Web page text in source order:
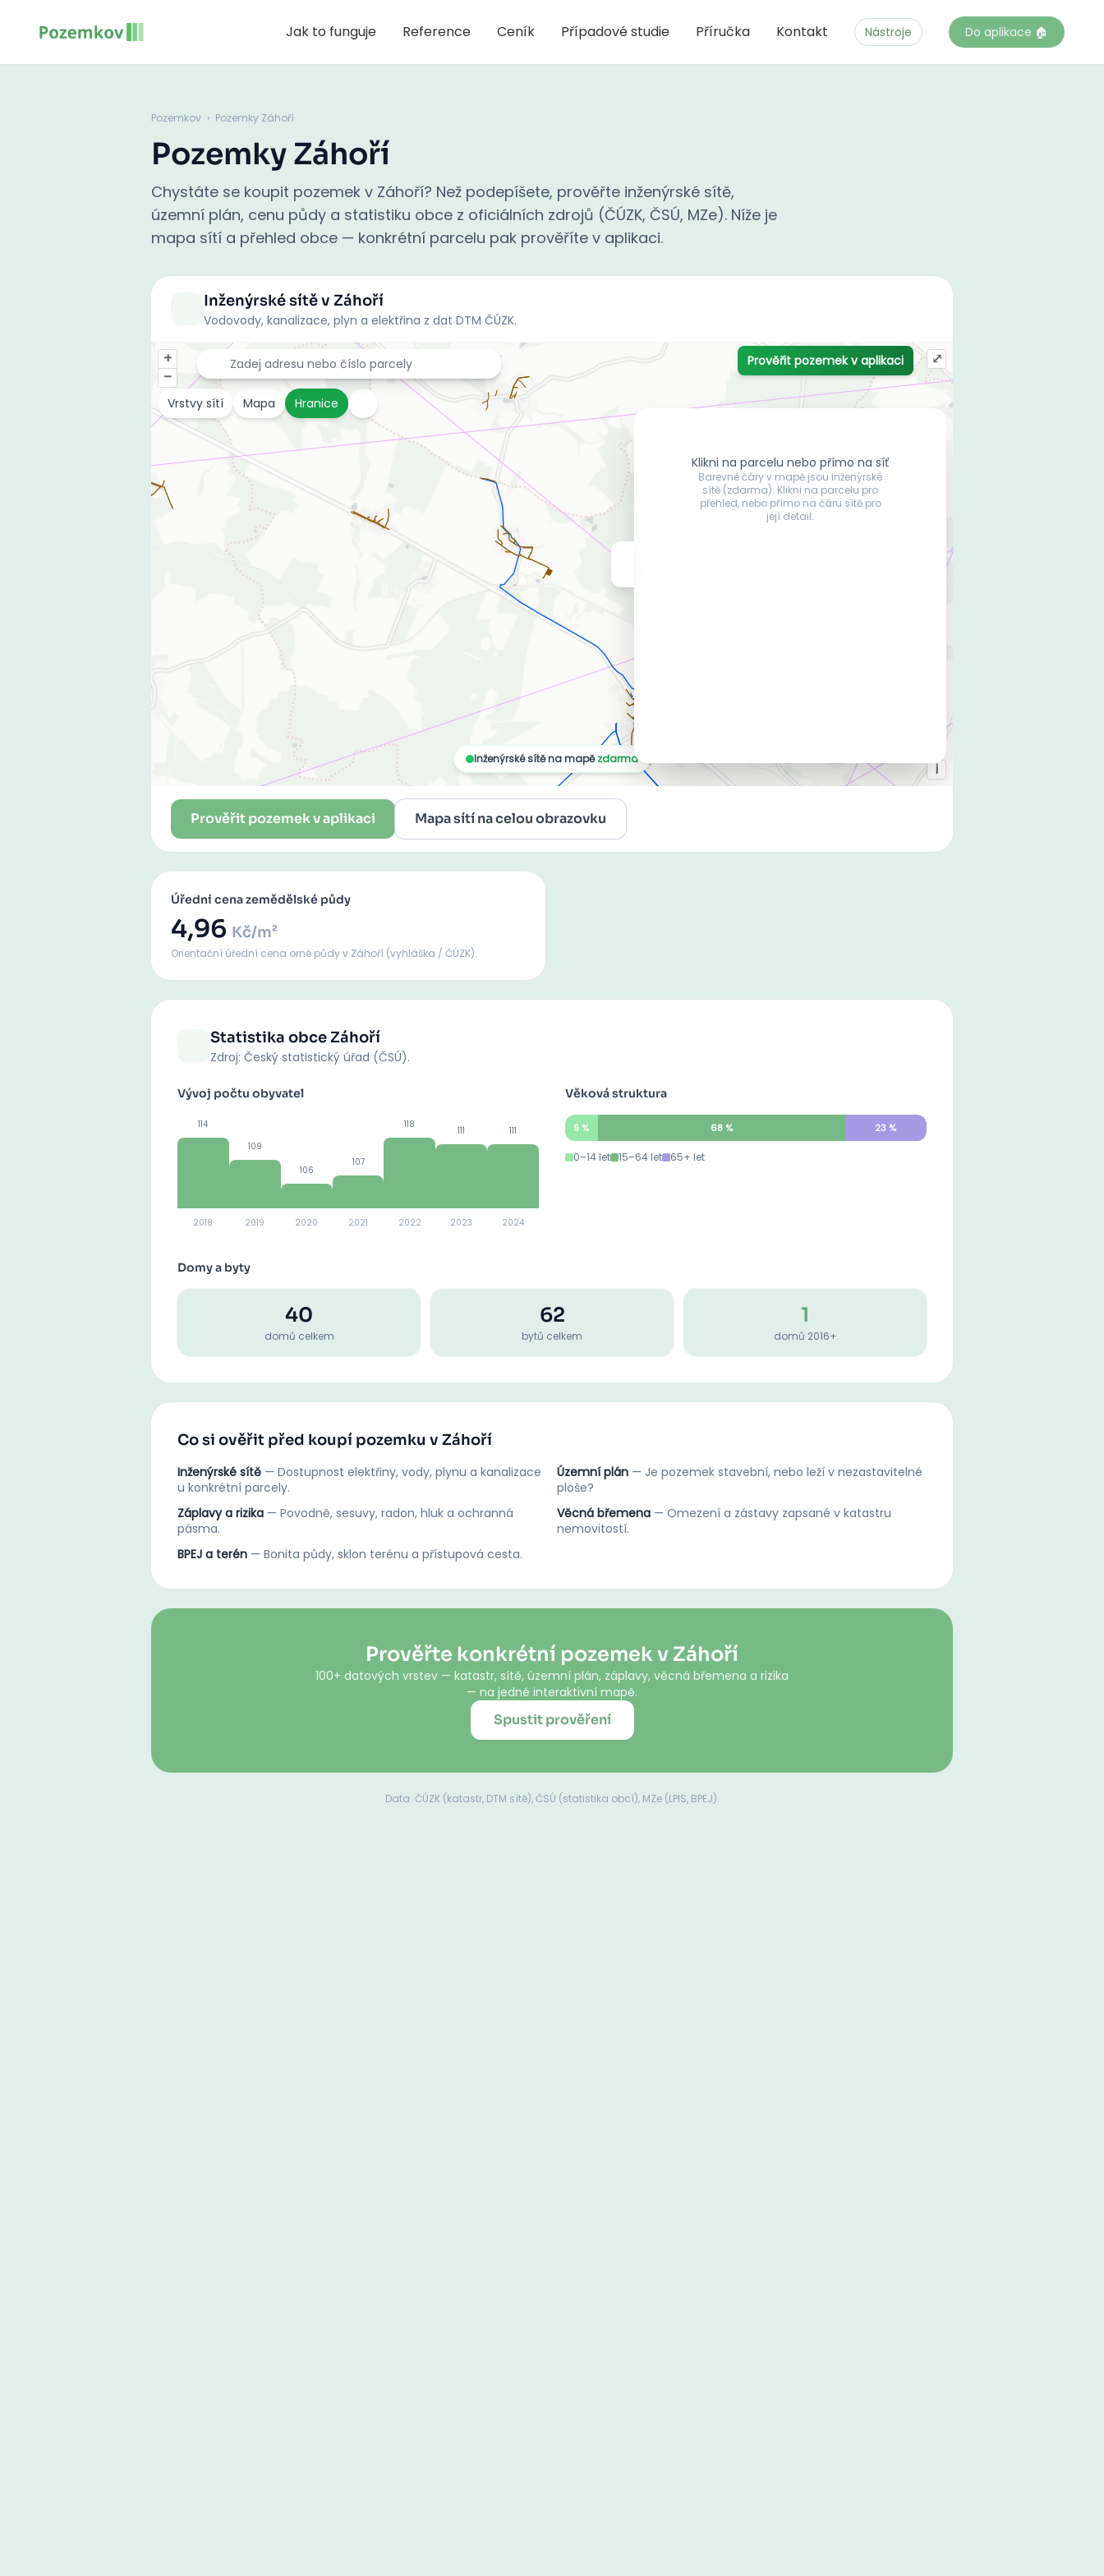
Jak to funguje Reference Ceník Případové studie Příručka Kontakt Nástroje Do aplikace 🏠
Pozemkov › Pozemky Záhoří
Pozemky Záhoří
Chystáte se koupit pozemek v Záhoří? Než podepíšete, prověřte inženýrské sítě,
územní plán, cenu půdy a statistiku obce z oficiálních zdrojů (ČÚZK, ČSÚ, MZe). Níže je
mapa sítí a přehled obce — konkrétní parcelu pak prověříte v aplikaci.
Inženýrské sítěv Záhoří
Vodovody, kanalizace, plyn a elektřina z dat DTM ČÚZK.
Prověřit pozemek v aplikaci Mapa sítí na celou obrazovku
Úřední cena zemědělské půdy
4,96 Kč/m²
Orientační úřední cena orné půdyv Záhoří (vyhláška / ČÚZK).
Statistika obceZáhoří
Zdroj: Český statistický úřad (ČSÚ).
Vývoj počtu obyvatel
114
2018
109
2019
106
2020
107
2021
118
2022
111
2023
111
2024
Věková struktura
9 % 68% 23 %
0–14 let 15–64 let 65+ let
Domy a byty
40
domů celkem
62
bytů celkem
1
domů 2016+
Co si ověřit před koupí pozemku v Záhoří
Inženýrské sítě — Dostupnost elektřiny, vody, plynu a kanalizace
u konkrétní parcely.
Územní plán — Je pozemek stavební, nebo leží v nezastavitelné
ploše?
Záplavy a rizika — Povodně, sesuvy, radon, hluk a ochranná
pásma.
Věcná břemena — Omezení a zástavy zapsané v katastru
nemovitostí.
BPEJ a terén — Bonita půdy, sklon terénu a přístupová cesta.
Prověřte konkrétní pozemek v Záhoří
100+ datových vrstev — katastr, sítě, územní plán, záplavy, věcná břemena a rizika
— na jedné interaktivní mapě.
Spustit prověření
Data: ČÚZK (katastr, DTM sítě), ČSÚ (statistika obcí), MZe (LPIS, BPEJ).